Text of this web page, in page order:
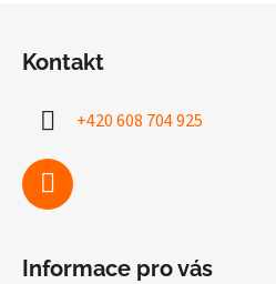
Kontakt
+420 608 704 925
Informace pro vás